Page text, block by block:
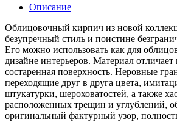
Описание
Облицовочный кирпич из новой
безупречный стиль и поистине
Его можно использовать как для
дизайне интерьеров. Материал отличает
состаренная поверхность. Неровные
переходящие друг в друга цвета,
штукатурки, шероховатостей, а также
расположенных трещин и углублений,
оригинальный фактурный узор,